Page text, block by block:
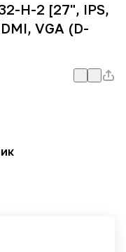
H-2 [27", IPS,
VGA (D-